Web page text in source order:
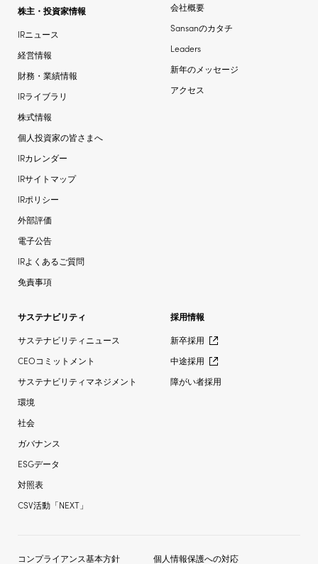
会社概要
Sansanのカタチ
Leaders
新年のメッセージ
アクセス
株主・投資家情報
IRニュース
経営情報
財務・業績情報
IRライブラリ
株式情報
個人投資家の皆さまへ
IRカレンダー
IRサイトマップ
IRポリシー
外部評価
電子公告
IRよくあるご質問
免責事項
サステナビリティ
サステナビリティニュース
CEOコミットメント
サステナビリティマネジメント
環境
社会
ガバナンス
ESGデータ
対照表
CSV活動「NEXT」
採用情報
新卒採用
中途採用
障がい者採用
コンプライアンス基本方針 個人情報保護への対応